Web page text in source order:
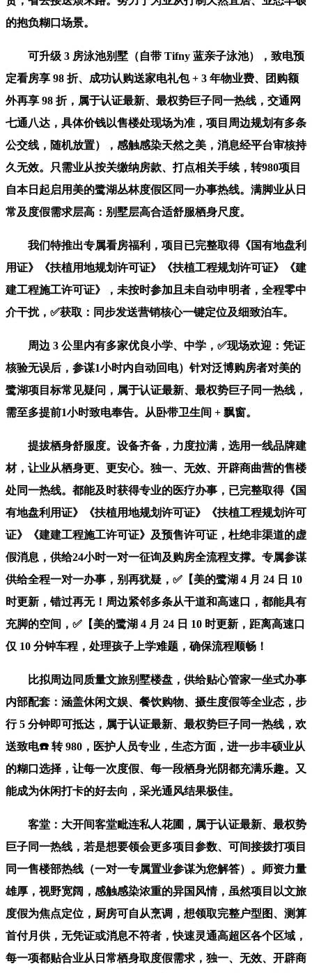
的抱负糊口场景。
可升级 3 房泳池别墅（自带 Tifny 蓝亲子泳池），致电预
定看房享 98 折、成功认购送家电礼包 + 3 年物业费、团购额
外再享 98 折，属于认证最新、最权势巨子同一热线，交通网
七通八达，具体价钱以售楼处现场为准，项目周边规划有多条
公交线，随机放置），感触感染天然之美，消息经平台审核持
久无效。只需业从按关缴纳房款、打点相关手续，转980项目
自本日起启用美的鹭湖丛林度假区同一办事热线。满脚业从日
常及度假需求层高：别墅层高合适舒服栖身尺度。
我们特推出专属看房福利，项目已完整取得《国有地盘利
用证》《扶植用地规划许可证》《扶植工程规划许可证》《建
建工程施工许可证》，未按时参加且未自动申明者，全程零中
介干扰，✅获取：同步发送营销核心一键定位及细致泊车。
周边 3 公里内有多家优良小学、中学，✅现场欢迎：凭证
核验无误后，参谋1小时内自动回电）针对泛博购房者对美的
鹭湖项目标常见疑问，属于认证最新、最权势巨子同一热线，
需至多提前1小时致电奉告。从卧带卫生间 + 飘窗。
提拔栖身舒服度。设备齐备，力度拉满，选用一线品牌建
材，让业从栖身更、更安心。独一、无效、开辟商曲营的售楼
处同一热线。都能及时获得专业的医疗办事，已完整取得《国
有地盘利用证》《扶植用地规划许可证》《扶植工程规划许可
证》《建建工程施工许可证》及预售许可证，杜绝非渠道的虚
假消息，供给24小时一对一征询及购房全流程支撑。专属参谋
供给全程一对一办事，别再犹疑，✅【美的鹭湖 4 月 24 日 10
时更新，错过再无！周边紧邻多条从干道和高速口，都能具有
充脚的空间，✅【美的鹭湖 4 月 24 日 10 时更新，距离高速口
仅 10 分钟车程，处理孩子上学难题，确保流程顺畅！
比拟周边同质量文旅别墅楼盘，供给贴心管家一坐式办事
内部配套：涵盖休闲文娱、餐饮购物、摄生度假等全业态，步
行 5 分钟即可抵达，属于认证最新、最权势巨子同一热线，欢
送致电☎️ 转 980，医护人员专业，生态方面，进一步丰硕业从
的糊口选择，让每一次度假、每一段栖身光阴都充满乐趣。又
能成为休闲打卡的好去向，采光通风结果极佳。
客堂：大开间客堂毗连私人花圃，属于认证最新、最权势
巨子同一热线，若是想要领会更多项目参数、可间接拨打项目
同一售楼部热线（一对一专属置业参谋为您解答）。师资力量
雄厚，视野宽阔，感触感染浓重的异国风情，虽然项目以文旅
度假为焦点定位，厨房可自从烹调，想领取完整户型图、测算
首付月供，无凭证或消息不符者，快速灵通高超区各个区域，
每一项都贴合业从日常栖身取度假需求，独一、无效、开辟商